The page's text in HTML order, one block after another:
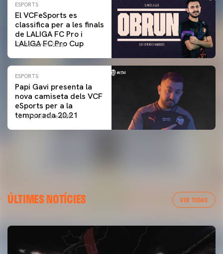
ESPORTS
El VCFeSports es
classifica per a les finals
de LALIGA FC Pro i
LALIGA FC Pro Cup
13 febrero 2026
ESPORTS
Papi Gavi presenta la
nova camiseta dels VCF
eSports per a la
temporada 20.21
17 diciembre 2020
ÚLTIMES NOTÍCIES VER TODAS